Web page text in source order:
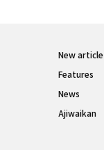
New article
Features
News
Ajiwaikan